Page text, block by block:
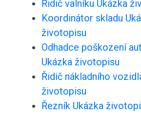
Řidič valníku Ukázka
Koordinátor skladu
životopisu
Odhadce poškození
Ukázka životopisu
Řidič nákladního
životopisu
Řezník Ukázka